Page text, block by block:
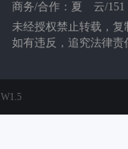
商务/合作：夏 云/
未经授权禁止转载，复
如有违反，追究法律责
W1.5